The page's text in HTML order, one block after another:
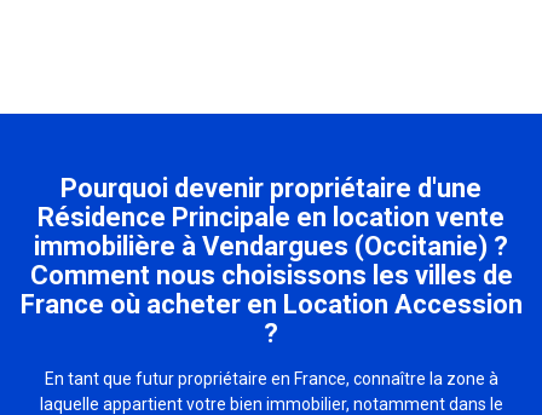
Pourquoi devenir propriétaire d'une
Résidence Principale en location vente
immobilière à Vendargues (Occitanie) ?
Comment nous choisissons les villes de
France où acheter en Location Accession
?
En tant que futur propriétaire en France, connaître la zone à
laquelle appartient votre bien immobilier, notamment dans le